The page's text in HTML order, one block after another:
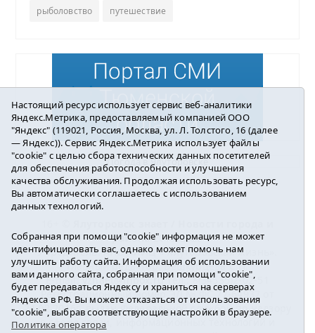
рыболовство путешествие
Погода в Ялуторовске
района2016-2023
Учредитель: АНО «ИИЦ « Ялуторовская жизнь».
Главный редактор: Вешкурцева С.П.
E-mail:yznaet@inbox.ruТел.: 8(34535)2-02-51
Регистрационный номер ЭЛ № ФС 77-64937 от
24.02.2016г. выдан Федеральной службой по надзору
в сфере связи, информационных технологий и
Настоящий ресурс использует сервис веб-аналитики
Яндекс.Метрика, предоставляемый компанией ООО
"Яндекс" (119021, Россия, Москва, ул. Л. Толстого, 16 (далее
— Яндекс)). Сервис Яндекс.Метрика использует файлы
"cookie" с целью сбора технических данных посетителей
для обеспечения работоспособности и улучшения
качества обслуживания. Продолжая использовать ресурс,
Вы автоматически соглашаетесь с использованием
данных технологий.
Собранная при помощи "cookie" информация не может
идентифицировать вас, однако может помочь нам
улучшить работу сайта. Информация об использовании
вами данного сайта, собранная при помощи "cookie",
будет передаваться Яндексу и храниться на серверах
Яндекса в РФ. Вы можете отказаться от использования
"cookie", выбрав соответствующие настройки в браузере.
Политика оператора